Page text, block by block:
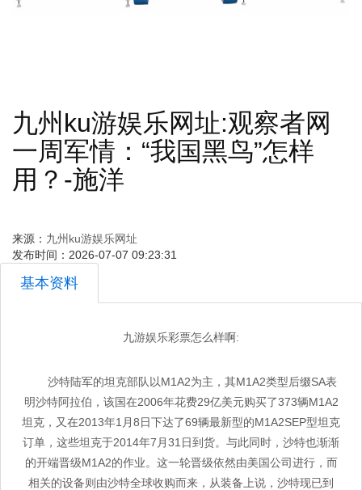
九州ku游娱乐网址:观察者网
一周军情：“我国黑鸟”怎样
用？-施洋
来源： 九州ku游娱乐网址
发布时间：2026-07-07 09:23:31
基本资料
九游娱乐彩票怎么样啊:
沙特陆军的坦克部队以M1A2为主，其M1A2类型后缀SA表
明沙特阿拉伯，该国在2006年花费29亿美元购买了373辆M1A2
坦克，又在2013年1月8日下达了69辆最新型的M1A2SEP型坦克
订单，这些坦克于2014年7月31日到货。与此同时，沙特也渐渐
的开端晋级M1A2的作业。这一轮晋级依然由美国公司进行，而
相关的设备则由沙特全球收购而来，从装备上说，沙特现已到